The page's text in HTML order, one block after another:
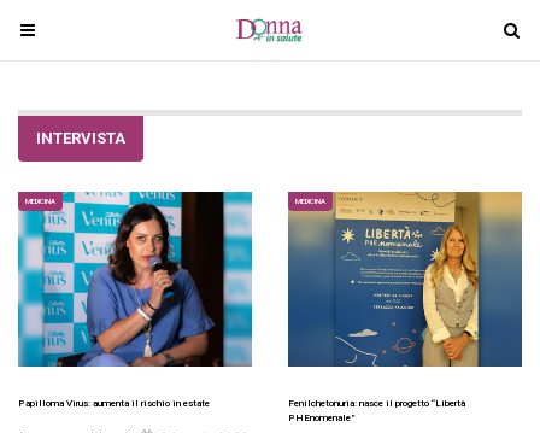
T
o
g
n
a
a
i
T
o
g
INTERVISTA
MEDICINA
Papilloma Virus: aumenta il rischio in estate
MEDICINA
Fenilchetonuria: nasce il progetto “Libertà
PHEnomenale”